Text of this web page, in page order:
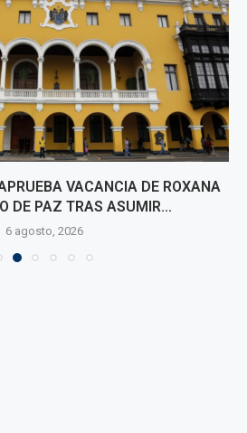
VACANCIA DE ROXANA
DE PAZ TRAS ASUMIR...
6 agosto, 2026